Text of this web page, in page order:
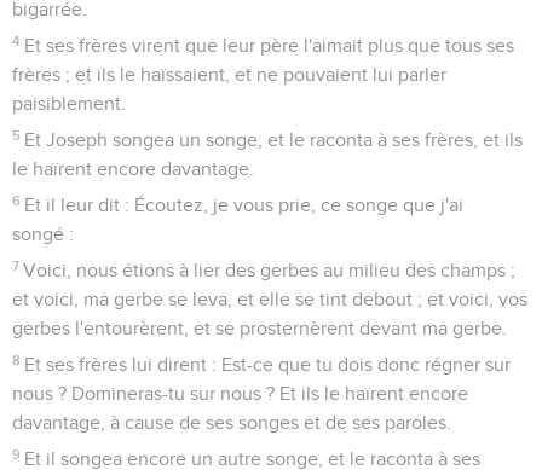
bigarrée.
4 Et ses frères virent que leur père l'aimait plus que tous ses
frères ; et ils le haïssaient, et ne pouvaient lui parler
paisiblement.
5 Et Joseph songea un songe, et le raconta à ses frères, et ils
le haïrent encore davantage.
6 Et il leur dit : Écoutez, je vous prie, ce songe que j'ai
songé :
7 Voici, nous étions à lier des gerbes au milieu des champs ;
et voici, ma gerbe se leva, et elle se tint debout ; et voici, vos
gerbes l'entourèrent, et se prosternèrent devant ma gerbe.
8 Et ses frères lui dirent : Est-ce que tu dois donc régner sur
nous ? Domineras-tu sur nous ? Et ils le haïrent encore
davantage, à cause de ses songes et de ses paroles.
9 Et il songea encore un autre songe, et le raconta à ses